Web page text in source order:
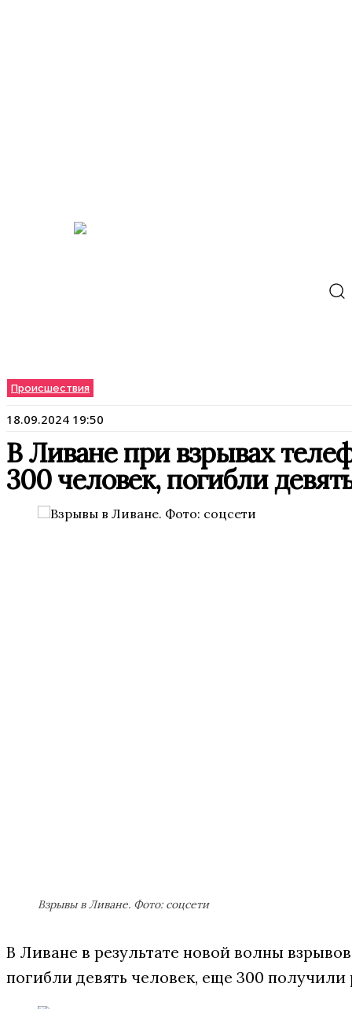
Происшествия
18.09.2024 19:50
В Ливане при взрывах
300 человек, погибли
Взрывы в Ливане. Фото: соцсети
В Ливане в результате новой волны
погибли девять человек, еще 300 получили